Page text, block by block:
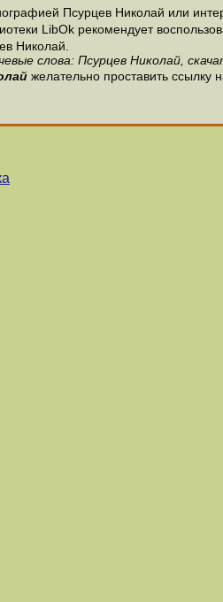
Псурцев Николай или
LibOk рекомендует
Николай.
слова: Псурцев Николай,
желательно проставить ссылку